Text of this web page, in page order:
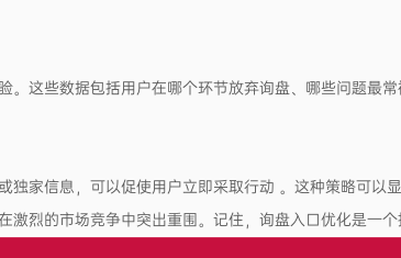
这些数据包括用户在哪个环节放弃询盘、哪些问题最
家信息，可以促使用户立即采取行动 。这种策略可以显
烈的市场竞争中突出重围。记住，询盘入口优化是一个